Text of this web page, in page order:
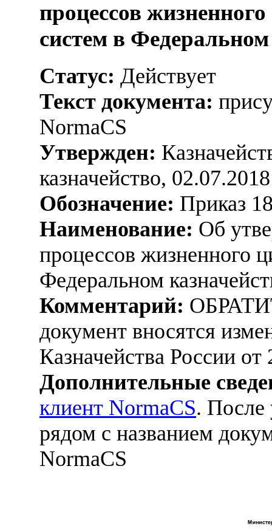
процессов
систем в Федеральном
Статус: Действует
Текст документа:
NormaCS
Утвержден:
казначейство, 02.07.2018
Обозначение: Приказ
Наименование: Об
процессов жизненного
Федеральном
Комментарий:
документ вносятся
Казначейства России
Дополнительные
клиент NormaCS. После
рядом с названием
NormaCS